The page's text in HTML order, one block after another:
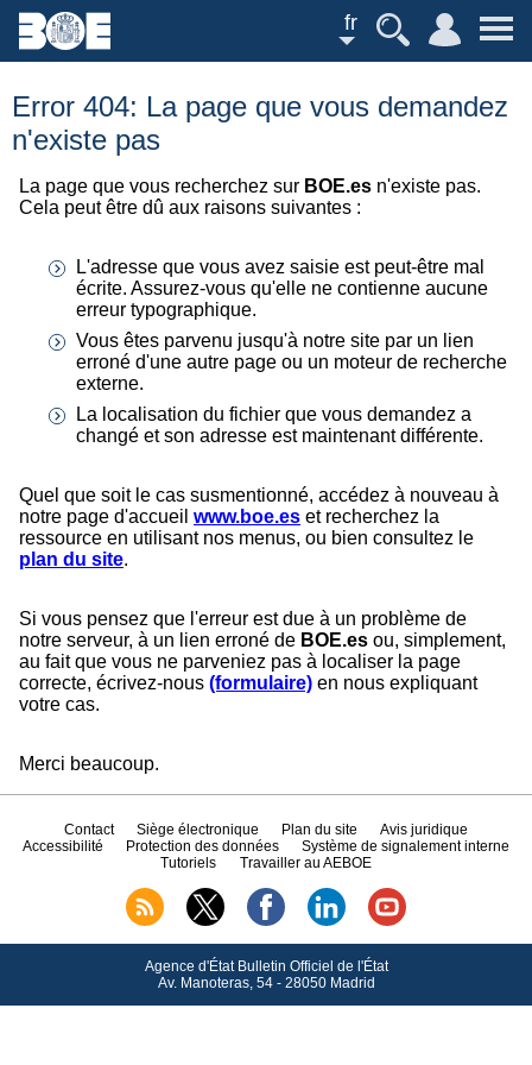
fr
Error 404: La page que vous demandez
n'existe pas
La page que vous recherchez sur BOE.es n'existe pas.
Cela peut être dû aux raisons suivantes :
L'adresse que vous avez saisie est peut-être mal
écrite. Assurez-vous qu'elle ne contienne aucune
erreur typographique.
Vous êtes parvenu jusqu'à notre site par un lien
erroné d'une autre page ou un moteur de recherche
externe.
La localisation du fichier que vous demandez a
changé et son adresse est maintenant différente.
Quel que soit le cas susmentionné, accédez à nouveau à
notre page d'accueil www.boe.es et recherchez la
ressource en utilisant nos menus, ou bien consultez le
plan du site.
Si vous pensez que l'erreur est due à un problème de
notre serveur, à un lien erroné de BOE.es ou, simplement,
au fait que vous ne parveniez pas à localiser la page
correcte, écrivez-nous (formulaire) en nous expliquant
votre cas.
Merci beaucoup.
Contact Siège électronique Plan du site
Avis juridique
Accessibilité
Protection des données
Système de signalement interne
Tutoriels
Travailler au AEBOE
Agence d'État Bulletin Officiel de l'État
Av.Manoteras, 54 - 28050 Madrid